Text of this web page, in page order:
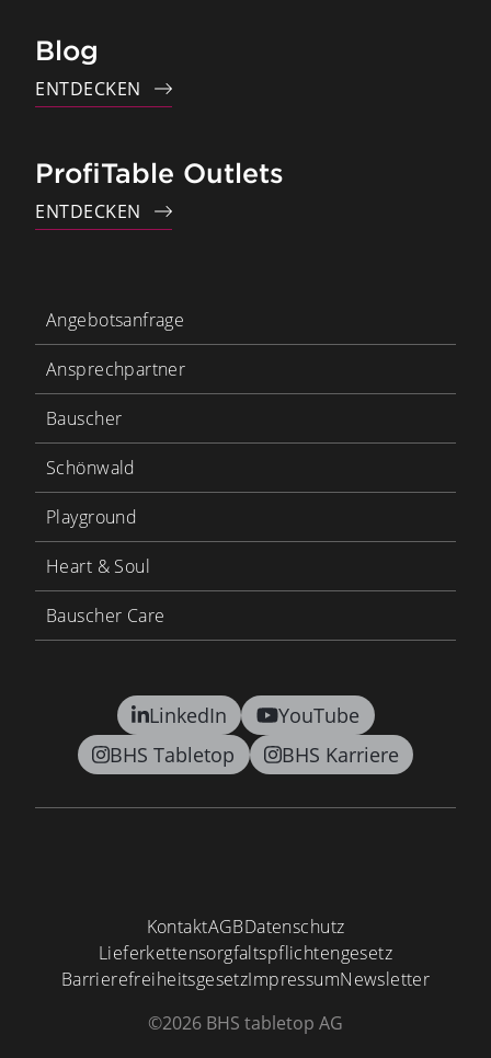
Blog
ENTDECKEN
ProfiTable Outlets
ENTDECKEN
LinkedIn
YouTube
BHS Tabletop
BHS Karriere
Angebotsanfrage
Ansprechpartner
Bauscher
Schönwald
Playground
Heart & Soul
Bauscher Care
KontaktAGBDatenschutz
Lieferkettensorgfaltspflichtengesetz
BarrierefreiheitsgesetzImpressumNewsletter
©2026 BHS tabletop AG